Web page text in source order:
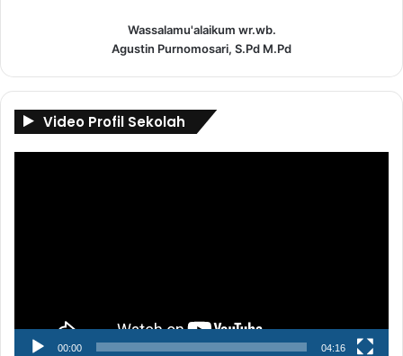
Wassalamu'alaikum wr.wb.
Agustin Purnomosari, S.Pd M.Pd
Video Profil Sekolah
00:00 04:16